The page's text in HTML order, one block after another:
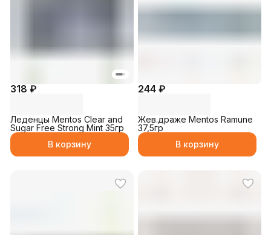
318 ₽
Леденцы Mentos Clear and
Sugar Free Strong Mint 35гр
В корзину
244 ₽
Жев.драже Mentos Ramune
37,5гр
В корзину